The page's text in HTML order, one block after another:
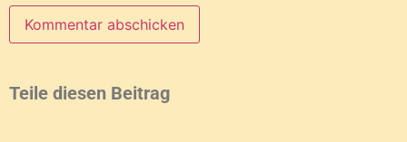
Teile diesen Beitrag